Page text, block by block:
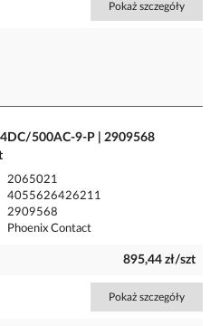
Pokaż szczegóły
500AC-9-P | 2909568
2065021
4055626426211
2909568
Phoenix Contact
895,44 zł/szt
Pokaż szczegóły